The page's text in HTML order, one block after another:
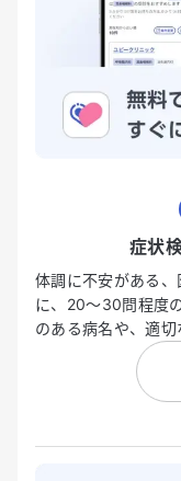
症状
体調に不安がある
に、20〜30問程度
のある病名や、適切